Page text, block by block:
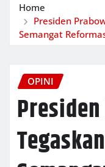
Home
Presiden
Semangat
OPINI